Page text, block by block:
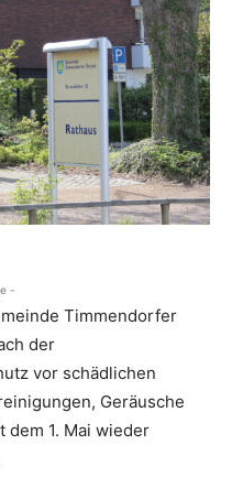
-
Timmendorfer
der
vor schädlichen
Geräusche
1. Mai wieder